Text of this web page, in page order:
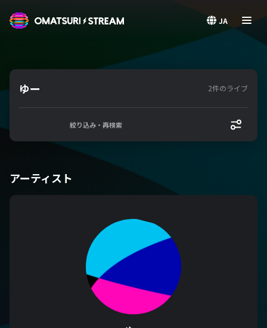
JA
ゆー 2件のライブ
絞り込み・再検索
アーティスト